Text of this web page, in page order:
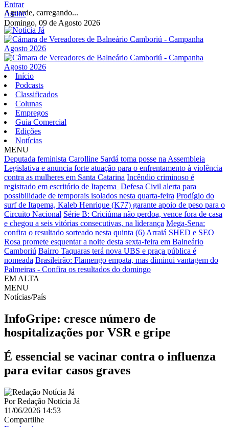
Aguarde, carregando...
Entrar
Assine
Domingo, 09 de Agosto 2026
Início
Podcasts
Classificados
Colunas
Empregos
Guia Comercial
Edições
Notícias
MENU
Deputada feminista Carolline Sardá toma posse na Assembleia
Legislativa e anuncia forte atuação para o enfrentamento à violência
contra as mulheres em Santa Catarina Incêndio criminoso é
registrado em escritório de Itapema Defesa Civil alerta para
possibilidade de temporais isolados nesta quarta-feira Prodígio do
surf de Itapema, Kaleb Henrique (K77) garante apoio de peso para o
Circuito Nacional Série B: Criciúma não perdoa, vence fora de casa
e chegou a seis vitórias consecutivas, na liderança Mega-Sena:
confira o resultado sorteado nesta quinta (6) Arraiá SHED e SEO
Rosa promete esquentar a noite desta sexta-feira em Balneário
Camboriú Bairro Taquaras terá nova UBS e praça pública é
nomeada Brasileirão: Flamengo empata, mas diminui vantagem do
Palmeiras - Confira os resultados do domingo
EM ALTA
MENU
Notícias/País
InfoGripe: cresce número de
hospitalizações por VSR e gripe
É essencial se vacinar contra o influenza
para evitar casos graves
PorRedação Notícia Já
11/06/2026 14:53
Compartilhe